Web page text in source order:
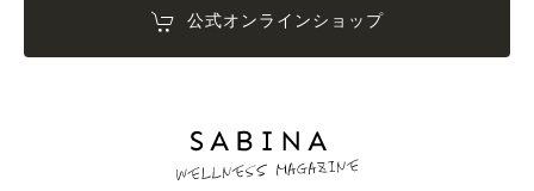
公式オンラインショップ